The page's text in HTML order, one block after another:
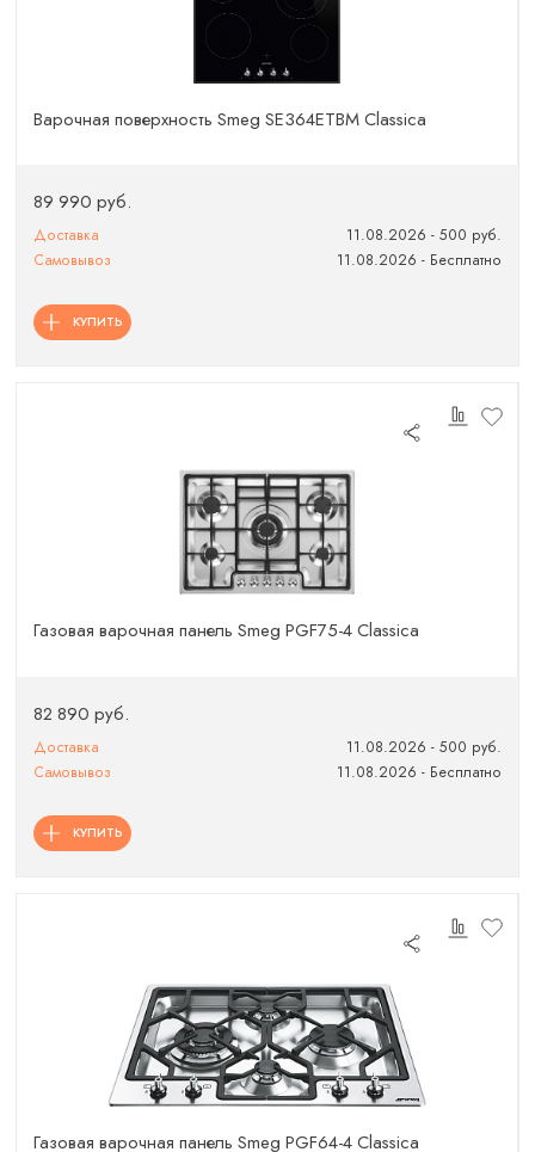
Варочная поверхность Smeg SE364ETBM Classica
89 990 руб.
Доставка
11.08.2026 - 500 руб.
Самовывоз
11.08.2026 - Бесплатно
КУПИТЬ
Газовая варочная панель Smeg PGF75-4 Classica
82 890 руб.
Доставка
11.08.2026 - 500 руб.
Самовывоз
11.08.2026 - Бесплатно
КУПИТЬ
Газовая варочная панель Smeg PGF64-4 Classica